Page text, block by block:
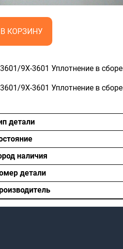
В КОРЗИНУ
9X-3601 Уплотнение в сборе
9X-3601 Уплотнение в сборе
детали
наличия
детали